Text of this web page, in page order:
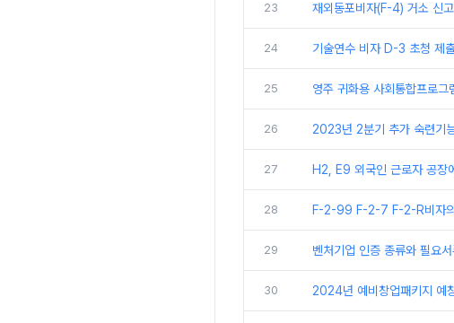
23 재외동포비자(F-4) 거소 신
24 기술연수 비자 D-3 초청 제
25 영주 귀화용 사회통합프로
26 2023년 2분기 추가 숙련기
27 H2, E9 외국인 근로자 공장
28 F-2-99 F-2-7 F-2-R비자
29 벤처기업 인증 종류와 필요
30 2024년 예비창업패키지 예